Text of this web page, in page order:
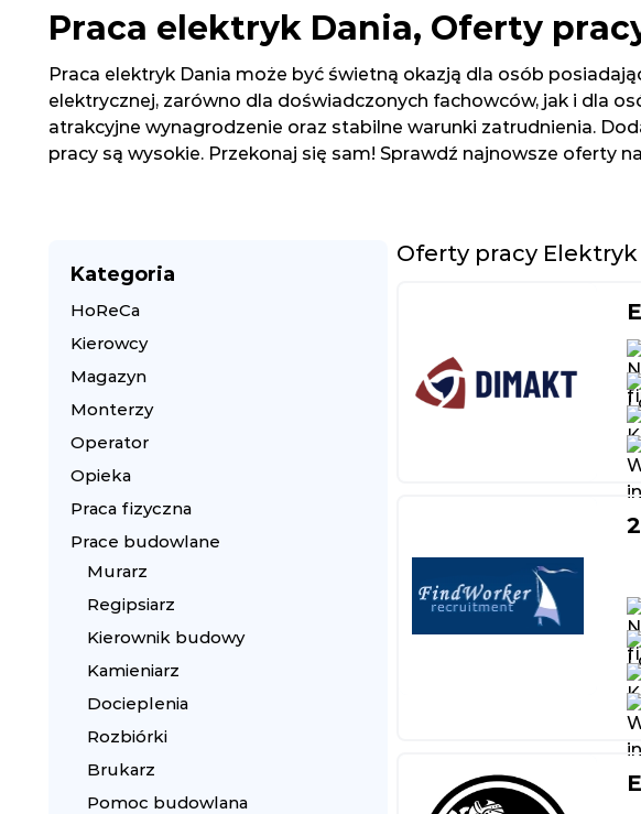
Praca elektryk Dania, Oferty
Praca elektryk Dania może być świetną okazją dla osób
elektrycznej, zarówno dla doświadczonych fachowców, jak i dla
atrakcyjne wynagrodzenie oraz stabilne warunki zatrudnienia.
pracy są wysokie. Przekonaj się sam! Sprawdź najnowsze oferty
Kategoria
HoReCa
Kierowcy
Magazyn
Monterzy
Operator
Opieka
Praca fizyczna
Prace budowlane
Murarz
Regipsiarz
Kierownik budowy
Kamieniarz
Docieplenia
Rozbiórki
Brukarz
Pomoc budowlana
Oferty pracy Elektryk